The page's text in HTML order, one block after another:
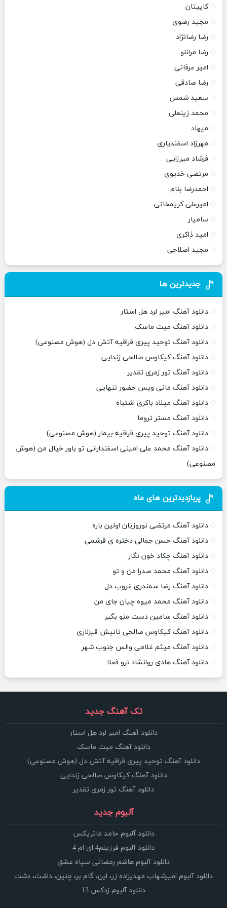
کاپیتان
مجید رضوی
رضا رضانژاد
رضا مرانلو
امیر عرفانی
رضا صادقی
سعید شمس
محمد زینعلی
میهاد
مهرزاد اسفندیاری
فرشاد میرزایی
مرتضی خدیوی
احمدرضا بنام
امیرعلی کریمخانی
سامیار
امید ذاکری
مجید اصلاحی
جدیدترین ها
دانلود آهنگ امیر لرد هل استار
دانلود آهنگ میث ماسک
دانلود آهنگ توحید پیری قراقیه آتش دل (هوش مصنوعی)
دانلود آهنگ کیکاوس صالحی زندایی
دانلود آهنگ تور زمری تقدیر
دانلود آهنگ مانی ویس حضور تنهایی
دانلود آهنگ میلاد باکری اشتباه
دانلود آهنگ مستر تروما
دانلود آهنگ توحید پیری قراقیه بیمار (هوش مصنوعی)
دانلود آهنگ محمد علی امینی اسفندارانی تو باور خیال من (هوش
مصنوعی)
پربازدیدترین های ماه
دانلود آهنگ مرتضی نوروزیان اولین باره
دانلود آهنگ حسن جمالی دختره ی قرشمی
دانلود آهنگ چکاد خون نگار
دانلود آهنگ محمد صدرا من و تو
دانلود آهنگ رضا سمندری غروب دل
دانلود آهنگ محمد میوه چیان جای من
دانلود آهنگ سامین دست منو بگیر
دانلود آهنگ کیکاوس صالحی تانیش قیزلاری
دانلود آهنگ میثم غلامی والس جنوب شهر
دانلود آهنگ هادی روانشاد نرو فعلا
تک آهنگ جدید
دانلود آهنگ امیر لرد هل استار
دانلود آهنگ میث ماسک
دانلود آهنگ توحید پیری قراقیه آتش دل (هوش مصنوعی)
دانلود آهنگ کیکاوس صالحی زندایی
دانلود آهنگ تور زمری تقدیر
آلبوم جدید
دانلود آلبوم حامد ماتریکس
دانلود آلبوم فرزینم4 ای ام 4
دانلود آلبوم هاشم رمضانی سپاه عشق
دانلود آلبوم امیرشهاب مهدیزاده زر، این، گام بر، چنین، داشت، دشت
دانلود آلبوم زدکس 13